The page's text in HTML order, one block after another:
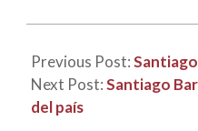
Previous Post:
Next Post:Santiago
del país